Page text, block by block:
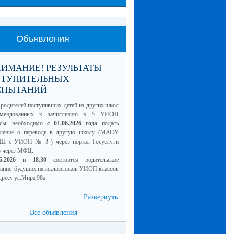
Объявления
РЕЗУЛЬТАТЫ
поступивших детей из других школ
к зачислению в 5 УИОП
необходимо с 01.06.2026 года подать
о переводе в другую школу (МАОУ
с УИОП № 3") через портал Госуслуги
через МФЦ.
в 18.30 состоится родительское
будущих пятиклассников УИОП классов
ул.Мира,98а.
4 класс для сайта.pdf(скачать)
Развернуть
Все объявления